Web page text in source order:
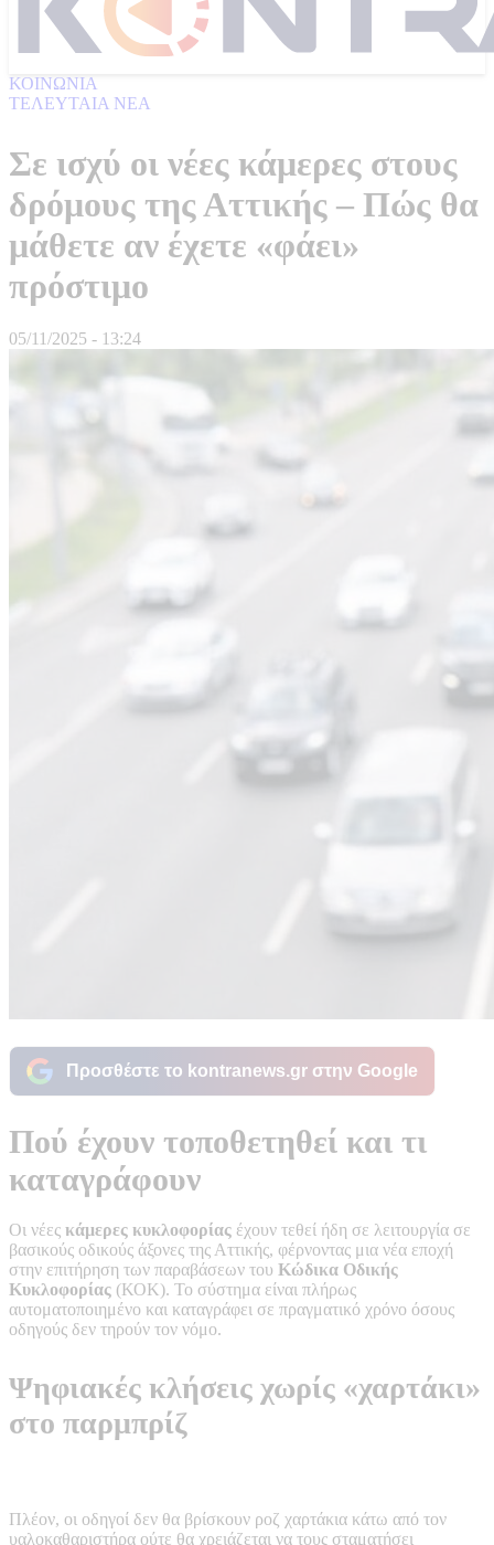
ΚΟΙΝΩΝΙΑ
ΤΕΛΕΥΤΑΙΑ ΝΕΑ
Σε ισχύ οι νέες κάμερες στους
δρόμους της Αττικής – Πώς θα
μάθετε αν έχετε «φάει»
πρόστιμο
05/11/2025 - 13:24
Προσθέστε το kontranews.gr στην Google
Πού έχουν τοποθετηθεί και τι
καταγράφουν
Οι νέες κάμερες κυκλοφορίας έχουν τεθεί ήδη σε λειτουργία σε
βασικούς οδικούς άξονες της Αττικής, φέρνοντας μια νέα εποχή
στην επιτήρηση των παραβάσεων του Κώδικα Οδικής
Κυκλοφορίας (ΚΟΚ). Το σύστημα είναι πλήρως
αυτοματοποιημένο και καταγράφει σε πραγματικό χρόνο όσους
οδηγούς δεν τηρούν τον νόμο.
Ψηφιακές κλήσεις χωρίς «χαρτάκι»
στο παρμπρίζ
Πλέον, οι οδηγοί δεν θα βρίσκουν ροζ χαρτάκια κάτω από τον
υαλοκαθαριστήρα ούτε θα χρειάζεται να τους σταματήσει